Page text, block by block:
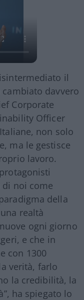
il
davvero
Corporate
Officer
non solo
ma le gestisce
lavoro.
di noi come
della
realtà
ogni giorno
e che in
con 1300
verità, farlo
la credibilità, la
ha spiegato lo